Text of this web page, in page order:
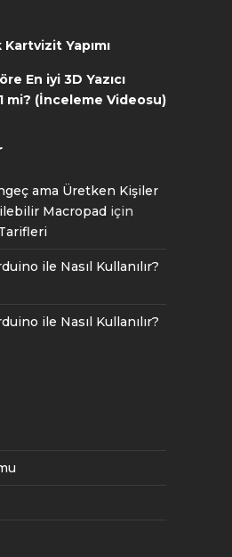
Yapımı
En iyi 3D Yazıcı
mi? (İnceleme Videosu)
ama Üretken Kişiler
Macropad için
ile Nasıl Kullanılır?
ile Nasıl Kullanılır?